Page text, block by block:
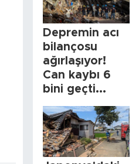
Depremin acı
bilançosu
ağırlaşıyor!
Can kaybı 6
bini geçti...